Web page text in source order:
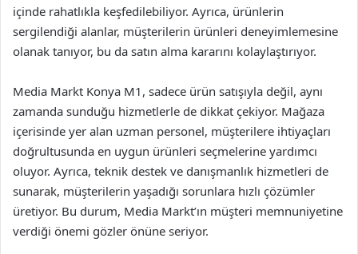
içinde rahatlıkla keşfedilebiliyor. Ayrıca, ürünlerin
sergilendiği alanlar, müşterilerin ürünleri deneyimlemesine
olanak tanıyor, bu da satın alma kararını kolaylaştırıyor.
Media Markt Konya M1, sadece ürün satışıyla değil, aynı
zamanda sunduğu hizmetlerle de dikkat çekiyor. Mağaza
içerisinde yer alan uzman personel, müşterilere ihtiyaçları
doğrultusunda en uygun ürünleri seçmelerine yardımcı
oluyor. Ayrıca, teknik destek ve danışmanlık hizmetleri de
sunarak, müşterilerin yaşadığı sorunlara hızlı çözümler
üretiyor. Bu durum, Media Markt’ın müşteri memnuniyetine
verdiği önemi gözler önüne seriyor.